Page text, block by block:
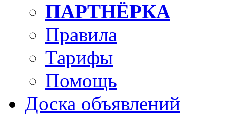
ПАРТНЁРКА
Правила
Тарифы
Помощь
Доска объявлений